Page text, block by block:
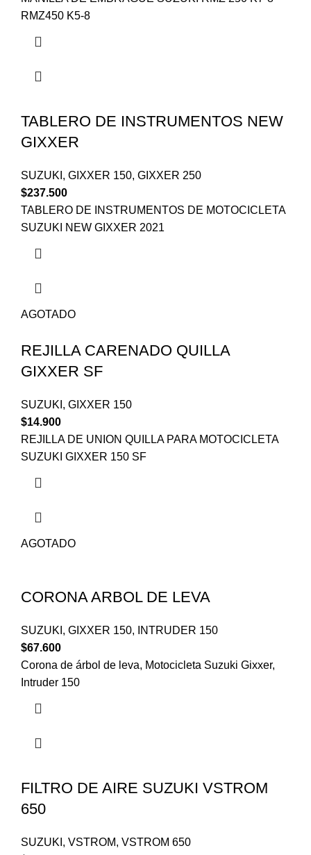
RMZ450 K5-8
TABLERO DE INSTRUMENTOS NEW
GIXXER
SUZUKI , GIXXER 150, GIXXER 250
$237.500
TABLERO DE INSTRUMENTOS DE MOTOCICLETA
SUZUKI NEW GIXXER 2021
AGOTADO
REJILLA CARENADO QUILLA
GIXXER SF
SUZUKI , GIXXER 150
$14.900
REJILLA DE UNION QUILLA PARA MOTOCICLETA
SUZUKI GIXXER 150 SF
AGOTADO
CORONA ARBOL DE LEVA
SUZUKI , GIXXER 150,
INTRUDER 150
$67.600
Corona de árbol de leva, Motocicleta Suzuki Gixxer,
Intruder 150
FILTRO DE AIRE SUZUKI VSTROM
650
SUZUKI , VSTROM, VSTROM 650